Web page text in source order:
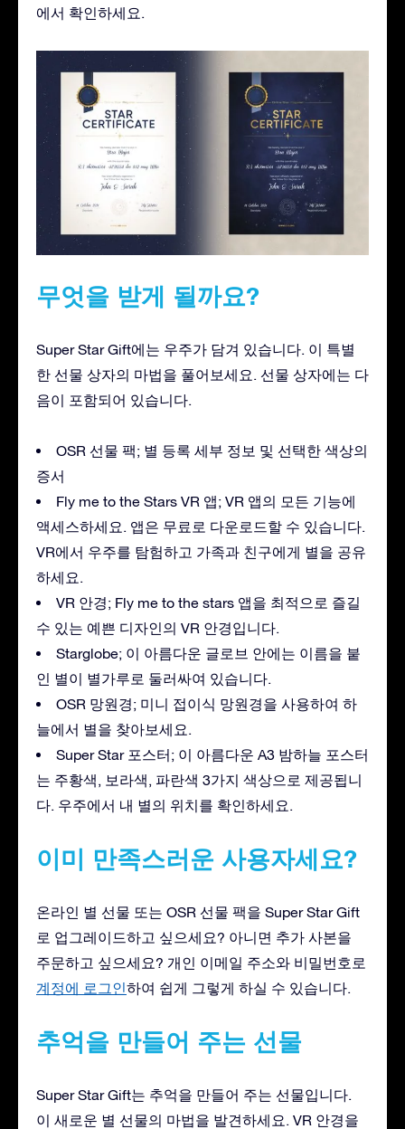
에서 확인하세요.
무엇을 받게 될까요?
Super Star Gift에는 우주가 담겨 있습니다. 이 특별
한 선물 상자의 마법을 풀어보세요. 선물 상자에는 다
음이 포함되어 있습니다.
OSR 선물 팩; 별 등록 세부 정보 및 선택한 색상의
증서
Fly me to the Stars VR 앱; VR 앱의 모든 기능에
액세스하세요. 앱은 무료로 다운로드할 수 있습니다.
VR에서 우주를 탐험하고 가족과 친구에게 별을 공유
하세요.
VR 안경; Fly me to the stars 앱을 최적으로 즐길
수 있는 예쁜 디자인의 VR 안경입니다.
Starglobe; 이 아름다운 글로브 안에는 이름을 붙
인 별이 별가루로 둘러싸여 있습니다.
OSR 망원경; 미니 접이식 망원경을 사용하여 하
늘에서 별을 찾아보세요.
Super Star 포스터; 이 아름다운 A3 밤하늘 포스터
는 주황색, 보라색, 파란색 3가지 색상으로 제공됩니
다. 우주에서 내 별의 위치를 확인하세요.
이미 만족스러운 사용자세요?
온라인 별 선물 또는 OSR 선물 팩을 Super Star Gift
로 업그레이드하고 싶으세요? 아니면 추가 사본을
주문하고 싶으세요? 개인 이메일 주소와 비밀번호로
계정에 로그인하여 쉽게 그렇게 하실 수 있습니다.
추억을 만들어 주는 선물
Super Star Gift는 추억을 만들어 주는 선물입니다.
이 새로운 별 선물의 마법을 발견하세요. VR 안경을